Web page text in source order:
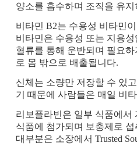
양소를 흡수하며 조직을 유
비타민 B2는 수용성 비타민
비타민은 수용성 또는 지용
혈류를 통해 운반되며 필요
로 몸 밖으로 배출됩니다.
신체는 소량만 저장할 수 있
기 때문에 사람들은 매일 비
리보플라빈은 일부 식품에서
식품에 첨가되며 보충제로
대부분은 소장에서 Trusted